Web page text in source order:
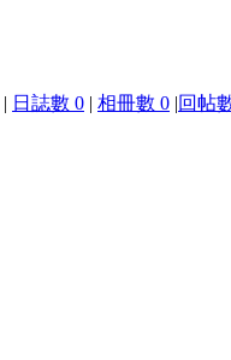
| 日誌數 0 | 相冊數 0 |回帖